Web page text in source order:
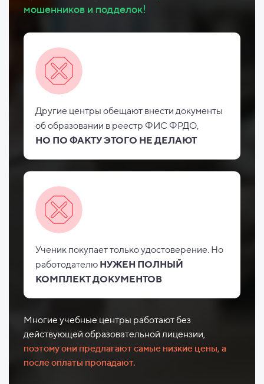
мошенников и подделок!
Другие центры обещают внести документы
обобразовании в реестр ФИС ФРДО,
НО ПО ФАКТУ ЭТОГО НЕ ДЕЛАЮТ
Ученик покупает только удостоверение. Но
работодателю НУЖЕН ПОЛНЫЙ
КОМПЛЕКТ ДОКУМЕНТОВ
Многие учебные центры работают без
действующей образовательной лицензии,
поэтому они предлагают самые низкие цены, а
после оплаты пропадают.